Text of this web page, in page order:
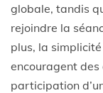
globale, tandis
rejoindre la
plus, la
encouragent
participation